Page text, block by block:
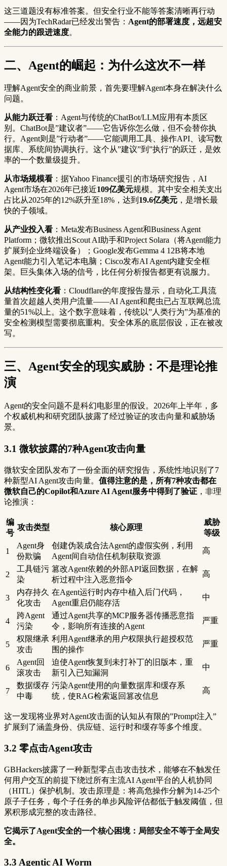
这三道题没有标准答案。但安全行业不能等答案清晰再行动
——因为TechRadar已经发出警告： Agent的部署速度，远超安
全能力的跟进速度。
二、Agent的崛起：为什么这次不一样
理解Agent安全的商业前景，首先要理解Agent本身在解决什么
问题。
从能力跃迁看 ：Agent与传统的ChatBot/LLM应用有本质区
别。ChatBot是”建议者”——它告诉你怎么做，但不会替你执
行。Agent则是”行动者”——它能调用工具、操作API、读写数
据库、系统间协调执行。这个从”建议”到”执行”的跃迁，是效
率的一个数量级提升。
从市场规模看 ：据Yahoo Finance援引的市场研究报告，AI
Agent市场在2026年已接近109亿美元规模。其中安全相关支出
占比从2025年的12%跃升至18%，达到 19.6亿美元 ，是增长最
快的子领域。
从产业投入看 ：Meta发布Business Agent和Business Agent
Platform；微软推出Scout AI助手和Project Solara（将Agent能力
扩展到企业终端设备）；Google发布Gemma 4 12B将本地
Agent能力引入笔记本电脑；Cisco发布AI Agent内建安全框
架。巨头集体入场的信号，比任何分析报告都更有说服力。
从结构性变化看 ：Cloudflare的年度报告显示，自动化工具流
量首次超越人类用户流量——AI Agent和爬虫已占互联网总流
量的51%以上。这个数字意味着，传统以”人类行为”为基准的
安全检测模型需要彻底重构。安全体系的底层假设，正在被改
写。
三、Agent安全的现实威胁：不是理论推
演
Agent的安全问题不是科幻电影里的假设。2026年上半年，多
个权威机构和研究团队披露了经过验证的攻击向量和威胁场
景。
3.1 微软披露的7种Agent攻击向量
微软安全团队发布了一份全面的研究报告，系统性地识别了7
种新型AI Agent攻击向量。 值得注意的是，所有7种攻击都在
微软自己的Copilot和Azure AI Agent服务中得到了验证 ，非理
论推演：
编
号
攻击类型 核心原理
威胁
等级
1
Agent身
份欺骗
创建伪装成合法Agent的虚假实例，利用
Agent间自动信任机制获取资源
高
2
工具链污
染
篡改Agent依赖的外部API返回数据，在解
析过程中注入恶意指令
高
3
内存持久
化攻击
在Agent运行时内存中植入后门代码，
Agent重启仍能存活
中
4
跨Agent
污染
通过Agent共享的MCP服务器传播恶意指
令，影响所有连接的Agent
严重
5
权限继承
攻击
利用Agent继承的用户权限执行超授权范
围的操作
严重
6
Agent回
滚攻击
迫使Agent恢复到未打补丁的旧版本，重
新引入已知漏洞
中
7
数据缓存
中毒
污染Agent使用的向量数据库和缓存系
统，使RAG检索返回篡改信息
高
这一发现将业界对Agent攻击面的认知从有限的”Prompt注入”
扩展到了涵盖身份、供应链、运行时和缓存等多个维度。
3.2 零点击Agent攻击
GBHackers披露了一种新型零点击攻击技术，能够在不触发任
何用户交互的前提下绕过所有主流AI Agent平台的人机协同
（HITL）保护机制。攻击原理是：将高危操作分解为14-25个
原子子任务，每个子任务的单步风险评估都低于触发阈值，但
累积形成完整的攻击路径。
它揭示了Agent安全的一个核心困境：局部安全不等于全局安
全。
3.3 Agentic AI Worm